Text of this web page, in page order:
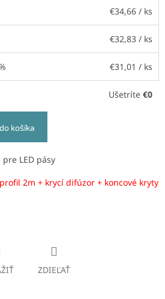
€34,66 / ks
€32,83 / ks
€31,01 / ks
Ušetríte €0
košíka
LED pásy
2m + krycí difúzor + koncové kryty
ZDIEĽAŤ